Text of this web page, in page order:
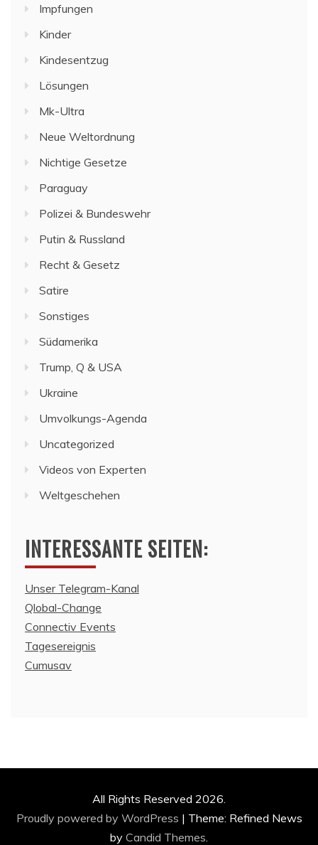
Impfungen
Kinder
Kindesentzug
Lösungen
Mk-Ultra
Neue Weltordnung
Nichtige Gesetze
Paraguay
Polizei & Bundeswehr
Putin & Russland
Recht & Gesetz
Satire
Sonstiges
Südamerika
Trump, Q & USA
Ukraine
Umvolkungs-Agenda
Uncategorized
Videos von Experten
Weltgeschehen
INTERESSANTE SEITEN:
Unser Telegram-Kanal
Qlobal-Change
Connectiv Events
Tagesereignis
Cumusav
All Rights Reserved 2026.
Proudly powered by WordPress | Theme: Refined News
by Candid Themes